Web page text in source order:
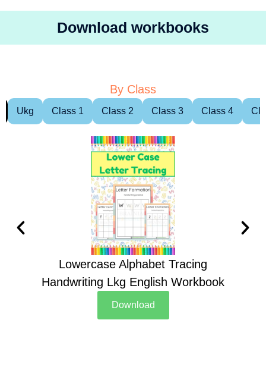
Download workbooks
By Class
Ukg Class 1 Class 2 Class 3 Class 4
Lowercase Alphabet Tracing
Handwriting Lkg English Workbook
Download